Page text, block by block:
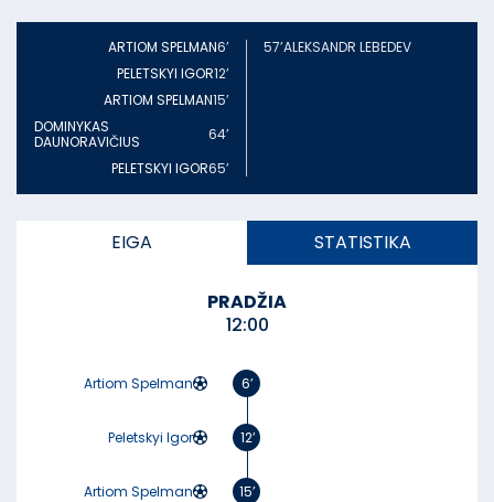
ARTIOM SPELMAN6’
PELETSKYI IGOR12’
ARTIOM SPELMAN15’
DOMINYKAS
DAUNORAVIČIUS
64’
PELETSKYI IGOR65’
57’ALEKSANDR LEBEDEV
EIGA STATISTIKA
PRADŽIA
12:00
Artiom Spelman 6’
Peletskyi Igor 12’
Artiom Spelman 15’